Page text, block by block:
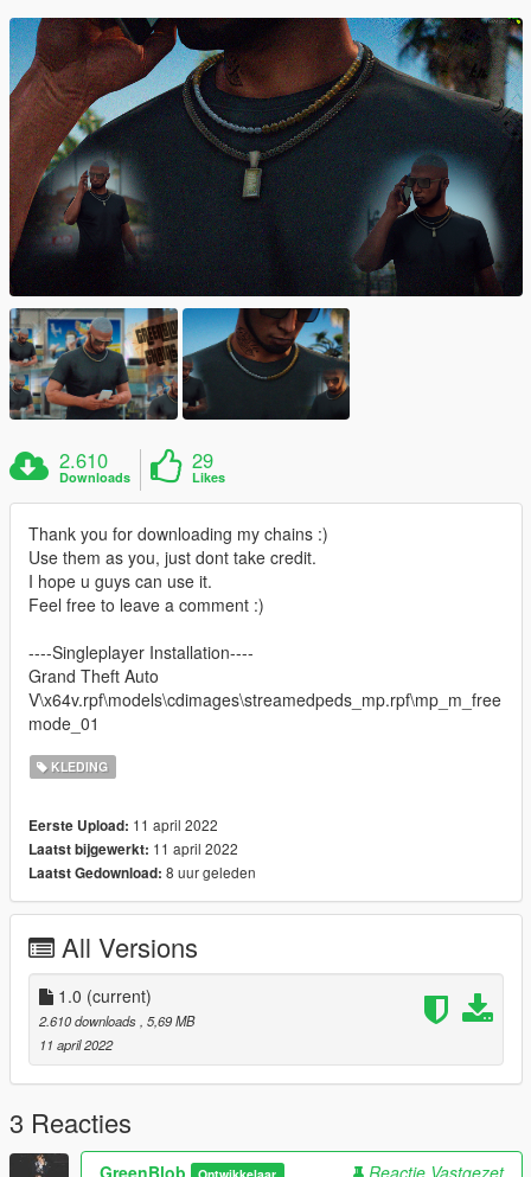
2.610
Downloads
29
Likes
Thank you for downloading my chains :)
Use them as you, just dont take credit.
I hope u guys can use it.
Feel free to leave a comment :)
----Singleplayer Installation----
Grand Theft Auto
V\x64v.rpf\models\cdimages\streamedpeds_mp.rpf\mp_m_free
mode_01
KLEDING
Eerste Upload: 11 april 2022
Laatst bijgewerkt: 11 april 2022
Laatst Gedownload: 8 uur geleden
All Versions
1.0 (current)
2.610 downloads , 5,69 MB
11 april 2022
3 Reacties